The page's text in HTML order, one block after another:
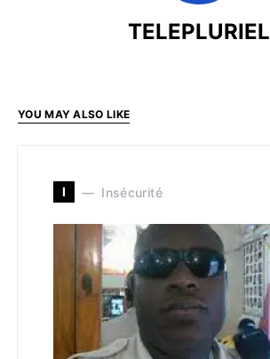
TELEPLURIEL
YOU MAY ALSO LIKE
I Insécurité